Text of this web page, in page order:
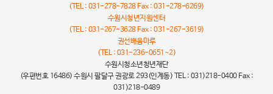
(TEL : 031-278-7828 Fax : 031-278-6269)
수원시청년지원센터
(TEL : 031-267-3628 Fax : 031-267-3619)
권선배움마루
(TEL : 031-236-0651~2)
수원시청소년청년재단
(우편번호 16486) 수원시 팔달구 권광로 293(인계동) TEL : 031)218-0400 Fax :
031)218-0489